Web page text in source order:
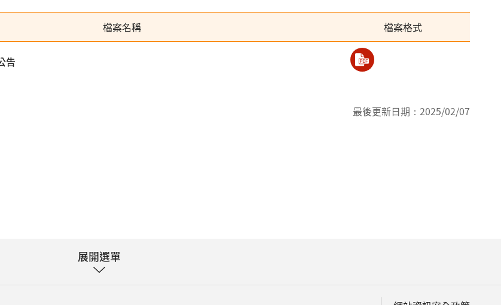
檔案名稱 檔案格式
告
最後更新日期： 2025/02/07
展開選單